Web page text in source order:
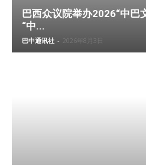
巴西众议院举办2026“中巴
“中...
巴中通讯社 - 2026年8月3日